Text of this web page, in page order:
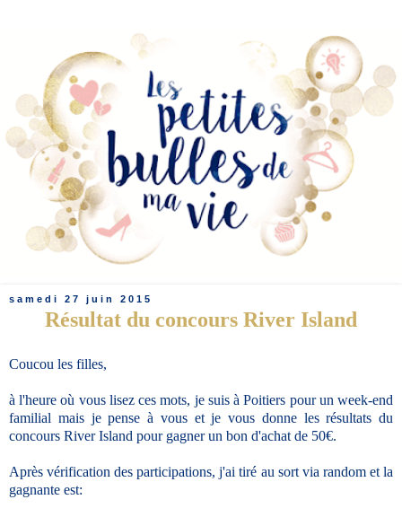
samedi 27 juin 2015
Résultat du concours River Island
Coucou les filles,
à l'heure où vous lisez ces mots, je suis à Poitiers pour un week-end
familial mais je pense à vous et je vous donne les résultats du
concours River Island pour gagner un bon d'achat de 50€.
Après vérification des participations, j'ai tiré au sort via random et la
gagnante est: